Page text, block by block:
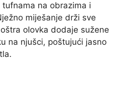
na obrazima i
miješanje drži sve
olovka dodaje sužene
na njušci, poštujući jasno